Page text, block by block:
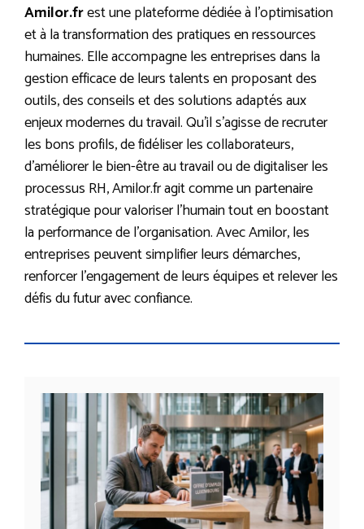
Amilor.frest une plateforme dédiée à l’optimisation
et à la transformation des pratiques en ressources
humaines. Elle accompagne les entreprises dans la
gestion efficace de leurs talents en proposant des
outils, des conseils et des solutions adaptés aux
enjeux modernes du travail. Qu’il s’agisse de recruter
les bons profils, de fidéliser les collaborateurs,
d’améliorer le bien-être au travail ou de digitaliser les
processus RH, Amilor.fr agit comme un partenaire
stratégique pour valoriser l’humain tout en boostant
la performance de l’organisation. Avec Amilor, les
entreprises peuvent simplifier leurs démarches,
renforcer l’engagement de leurs équipes et relever les
défis du futur avec confiance.